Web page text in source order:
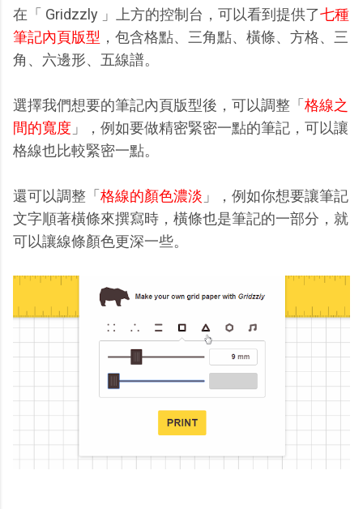
在「 Gridzzly 」上方的控制台，可以看到提供了七種
筆記內頁版型 ，包含格點、三角點、橫條、方格、三
角、六邊形、五線譜。
選擇我們想要的筆記內頁版型後，可以調整「 格線之
間的寬度 」，例如要做精密緊密一點的筆記，可以讓
格線也比較緊密一點。
還可以調整「 格線的顏色濃淡 」，例如你想要讓筆記
文字順著橫條來撰寫時，橫條也是筆記的一部分，就
可以讓線條顏色更深一些。